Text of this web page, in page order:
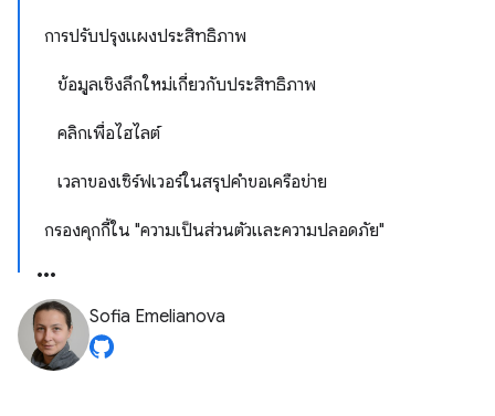
การปรับปรุงแผงประสิทธิภาพ
ข้อมูลเชิงลึกใหม่เกี่ยวกับประสิทธิภาพ
คลิกเพื่อไฮไลต์
เวลาของเซิร์ฟเวอร์ในสรุปคำขอเครือข่าย
กรองคุกกี้ใน "ความเป็นส่วนตัวและความปลอดภัย"
Sofia Emelianova